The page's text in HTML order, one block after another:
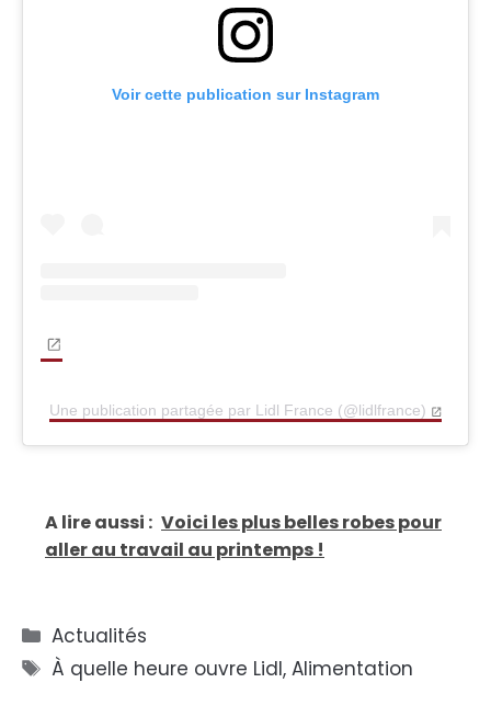
Voir cette publication sur Instagram
Une publication partagée par Lidl France (@lidlfrance)
A lire aussi : Voici les plus belles robes pour
aller au travail au printemps !
Catégories
Actualités
Étiquettes
À quelle heure ouvre Lidl,Alimentation